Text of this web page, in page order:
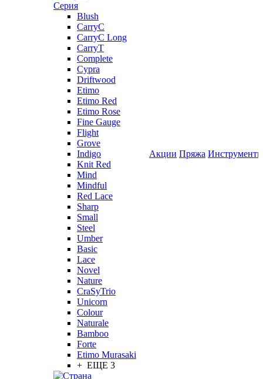
Серия
Blush
CarryC
CarryC Long
CarryT
Complete
Cypra
Driftwood
Etimo
Etimo Red
Etimo Rose
Fine Gauge
Flight
Grove
Indigo
Knit Red
Mind
Mindful
Red Lace
Sharp
Small
Steel
Umber
Basic
Lace
Novel
Nature
CraSyTrio
Unicorn
Colour
Naturale
Bamboo
Forte
Etimo Murasaki
+ ЕЩЕ 3
Акции Пряжа Инструменты